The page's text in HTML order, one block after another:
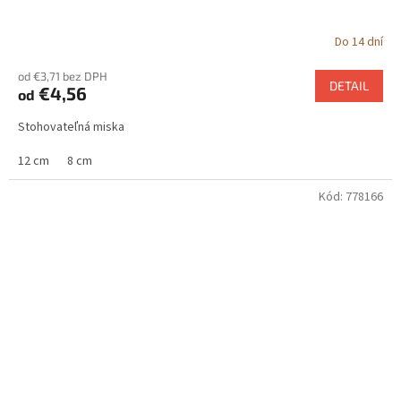
Do 14 dní
od €3,71 bez DPH
od €4,56 DETAIL
Stohovateľná miska
12 cm
8 cm
Kód: 778166